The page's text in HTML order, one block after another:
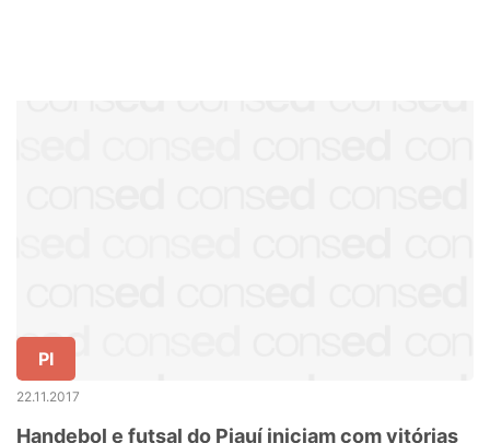
PI
22.11.2017
Handebol e futsal do Piauí iniciam com vitórias